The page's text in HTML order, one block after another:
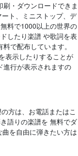
・ダウンロードできま
ト、ミニストップ、デ
料で1000以上の世界の
したり楽譜 や歌詞を表
で配布しています。
表示したりすることが
進行が表示されますの
方は、お電話またはこ
語りの楽譜を 無料でダ
を自由に弾きたい方は